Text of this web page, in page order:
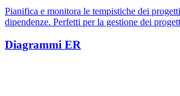
Pianifica e monitora le tempistiche dei
dipendenze. Perfetti per la gestione dei
Diagrammi ER